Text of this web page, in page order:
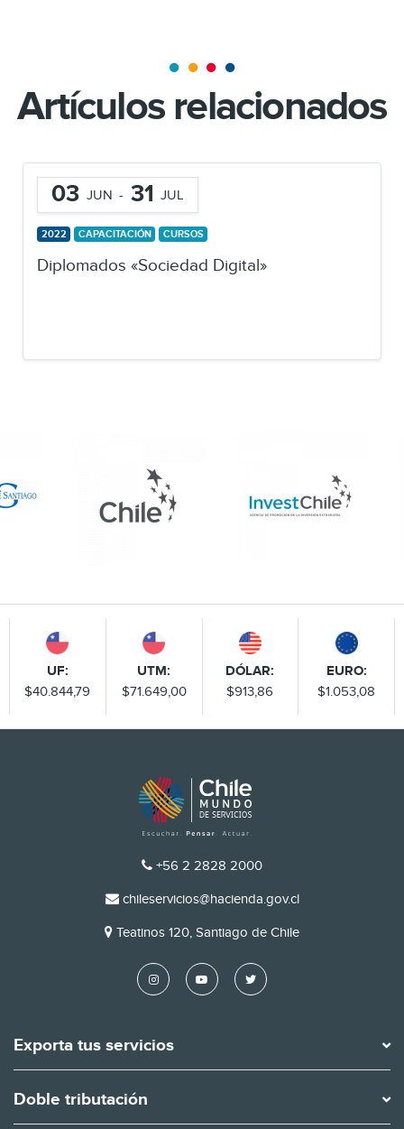
Artículos relacionados
03 JUN - 31 JUL
2022 CAPACITACIÓN CURSOS
Diplomados «Sociedad Digital»
UF:
$40.844,79
UTM:
$71.649,00
DÓLAR:
$913,86
EURO:
$1.053,08
TELÉFONO
+56 2 2828 2000
EMAIL
chileservicios@hacienda.gov.cl
DIRECCIÓN
Teatinos 120, Santiago de Chile
Exporta tus servicios
Doble tributación